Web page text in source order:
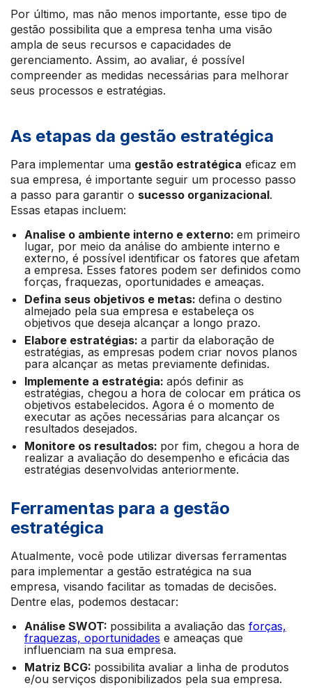
Por último, mas não menos importante, esse tipo de
gestão possibilita que a empresa tenha uma visão
ampla de seus recursos e capacidades de
gerenciamento. Assim, ao avaliar, é possível
compreender as medidas necessárias para melhorar
seus processos e estratégias.
As etapas da gestão estratégica
Para implementar uma gestão estratégica eficaz em
sua empresa, é importante seguir um processo passo
a passo para garantir o sucesso organizacional.
Essas etapas incluem:
Analise o ambiente interno e externo: em primeiro
lugar, por meio da análise do ambiente interno e
externo, é possível identificar os fatores que afetam
a empresa. Esses fatores podem ser definidos como
forças, fraquezas, oportunidades e ameaças.
Defina seus objetivos e metas: defina o destino
almejado pela sua empresa e estabeleça os
objetivos que deseja alcançar a longo prazo.
Elabore estratégias: a partir da elaboração de
estratégias, as empresas podem criar novos planos
para alcançar as metas previamente definidas.
Implemente a estratégia: após definir as
estratégias, chegou a hora de colocar em prática os
objetivos estabelecidos. Agora é o momento de
executar as ações necessárias para alcançar os
resultados desejados.
Monitore os resultados: por fim, chegou a hora de
realizar a avaliação do desempenho e eficácia das
estratégias desenvolvidas anteriormente.
Ferramentas para a gestão
estratégica
Atualmente, você pode utilizar diversas ferramentas
para implementar a gestão estratégica na sua
empresa, visando facilitar as tomadas de decisões.
Dentre elas, podemos destacar:
Análise SWOT: possibilita a avaliação das forças,
fraquezas, oportunidades e ameaças que
influenciam na sua empresa.
Matriz BCG: possibilita avaliar a linha de produtos
e/ou serviços disponibilizados pela sua empresa.